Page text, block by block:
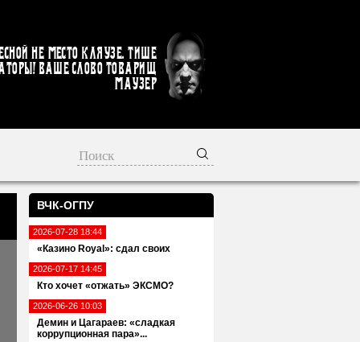
не место кляузе. Тише
Ваше слово товарищ
Маузер
ВЧК-ОГПУ
2026-07-28 18:44
«Казино Royal»: сдал своих
2026-07-17 14:45
Кто хочет «отжать» ЭКСМО?
2026-06-26 10:03
Демин и Цагараев: «сладкая
коррупционная пара»...